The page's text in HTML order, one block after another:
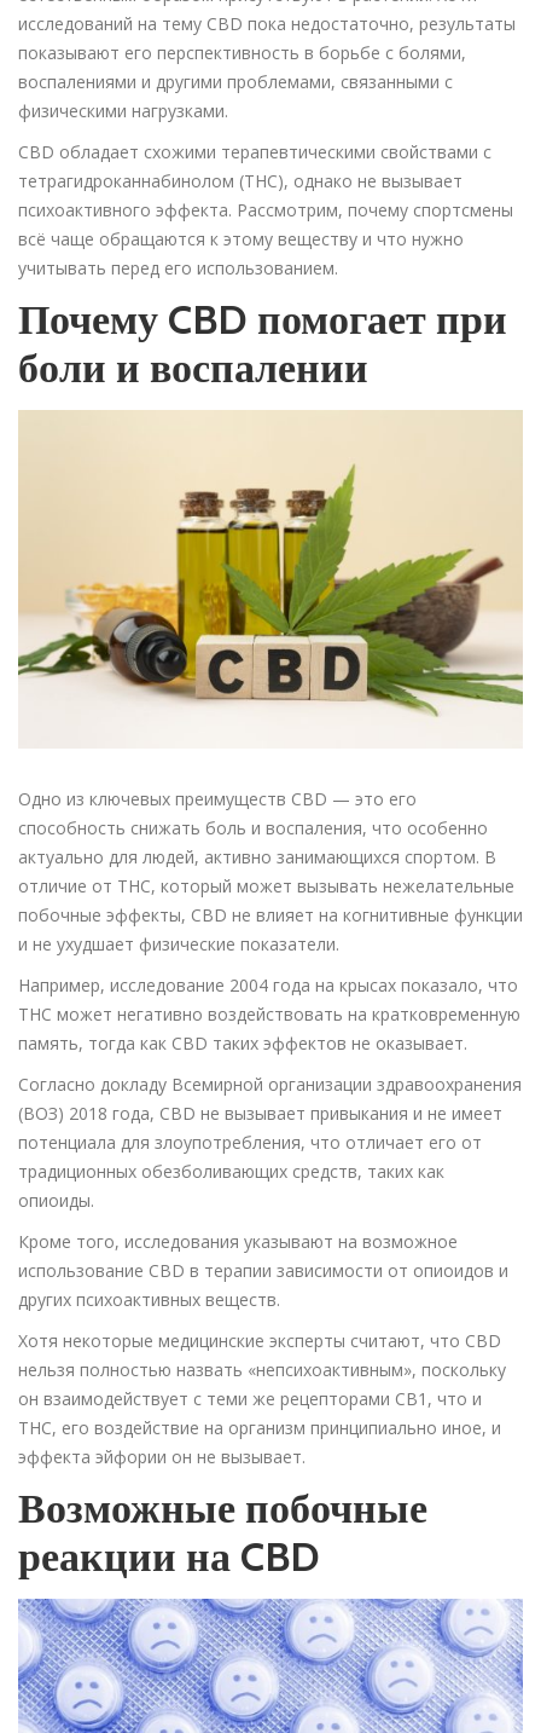
исследований на тему CBD пока недостаточно, результаты
показывают его перспективность в борьбе с болями,
воспалениями и другими проблемами, связанными с
физическими нагрузками.
CBD обладает схожими терапевтическими свойствами с
тетрагидроканнабинолом (THC), однако не вызывает
психоактивного эффекта. Рассмотрим, почему спортсмены
всё чаще обращаются к этому веществу и что нужно
учитывать перед его использованием.
Почему CBD помогает при
боли и воспалении
Одно из ключевых преимуществ CBD — это его
способность снижать боль и воспаления, что особенно
актуально для людей, активно занимающихся спортом. В
отличие от THC, который может вызывать нежелательные
побочные эффекты, CBD не влияет на когнитивные функции
и не ухудшает физические показатели.
Например, исследование 2004 года на крысах показало, что
THC может негативно воздействовать на кратковременную
память, тогда как CBD таких эффектов не оказывает.
Согласно докладу Всемирной организации здравоохранения
(ВОЗ) 2018 года, CBD не вызывает привыкания и не имеет
потенциала для злоупотребления, что отличает его от
традиционных обезболивающих средств, таких как
опиоиды.
Кроме того, исследования указывают на возможное
использование CBD в терапии зависимости от опиоидов и
других психоактивных веществ.
Хотя некоторые медицинские эксперты считают, что CBD
нельзя полностью назвать «непсихоактивным», поскольку
он взаимодействует с теми же рецепторами CB1, что и
THC, его воздействие на организм принципиально иное, и
эффекта эйфории он не вызывает.
Возможные побочные
реакции на CBD